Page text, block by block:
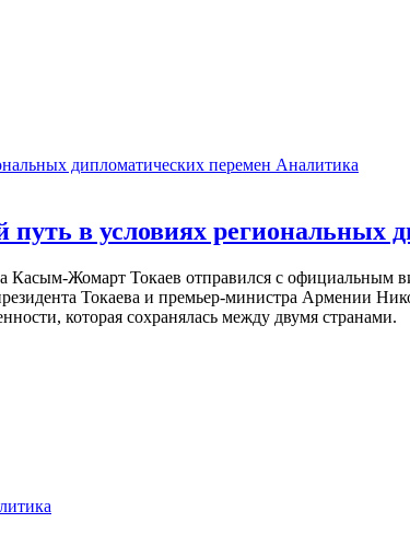
Аналитика
в условиях региональных
Касым-Жомарт Токаев отправился с
Токаева и премьер-министра Армении
которая сохранялась между двумя странами.